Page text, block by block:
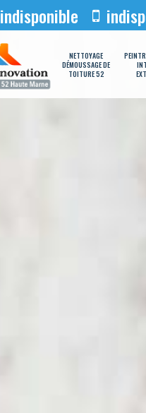
indisponible
NETTOYAGE
DÉMOUSSAGE DE
TOITURE 52